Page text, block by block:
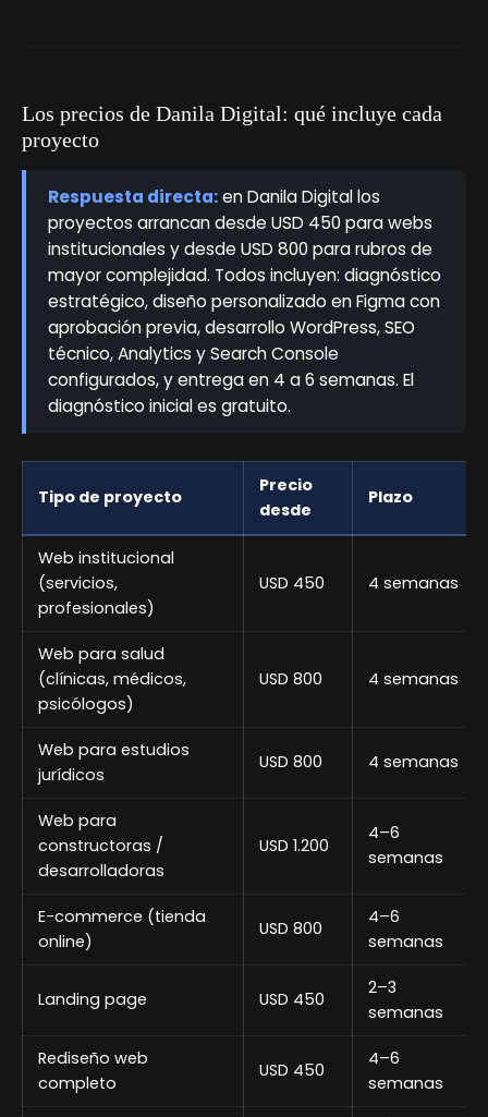
Los precios de Danila Digital: qué incluye cada
proyecto
Respuesta directa:en Danila Digital los
proyectos arrancan desde USD 450 para webs
institucionales y desde USD 800 para rubros de
mayor complejidad. Todos incluyen: diagnóstico
estratégico, diseño personalizado en Figma con
aprobación previa, desarrollo WordPress, SEO
técnico, Analytics y Search Console
configurados, y entrega en 4 a 6 semanas. El
diagnóstico inicial es gratuito.
Tipo de proyecto
Precio
desde
Plazo
Web institucional
(servicios,
profesionales)
USD 450 4 semanas
Web para salud
(clínicas, médicos,
psicólogos)
USD 800 4 semanas
Web para estudios
jurídicos
USD 800 4 semanas
Web para
constructoras /
desarrolladoras
USD 1.200
4–6
semanas
E-commerce (tienda
online)
USD 800
4–6
semanas
Landing page USD 450
2–3
semanas
Rediseño web
completo
USD 450
4–6
semanas